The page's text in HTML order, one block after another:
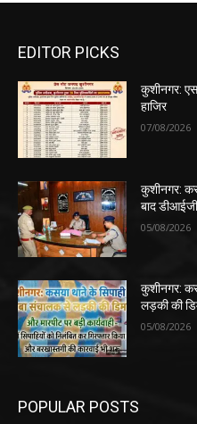
EDITOR PICKS
कुशीनगर:
हाजिर
07/08/2026
कुशीनगर:
बाद
05/08/2026
कुशीनगर:
लड़की की
05/08/2026
POPULAR POSTS